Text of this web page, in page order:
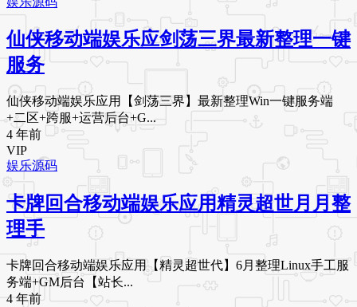
仙侠移动端娱乐应剑荡三界最新整理一键
服务
仙侠移动端娱乐应用【剑荡三界】最新整理Win一键服务端
+二区+跨服+运营后台+G...
4 年前
VIP
娱乐源码
卡牌回合移动端娱乐应用精灵超世月月整
理手
卡牌回合移动端娱乐应用【精灵超世代】6月整理Linux手工服
务端+GM后台【站长...
4 年前